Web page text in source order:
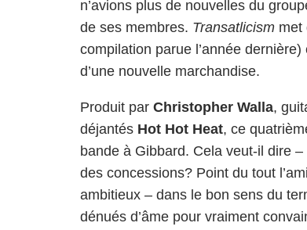
n’avions plus de nouvelles du
de ses membres. Transatlicism met
compilation parue l’année
d’une nouvelle marchandise.
Produit par Christopher Walla,
déjantés Hot Hot Heat, ce
bande à Gibbard. Cela veut-il dire
des concessions? Point du tout
ambitieux – dans le bon sens du
dénués d’âme pour vraiment